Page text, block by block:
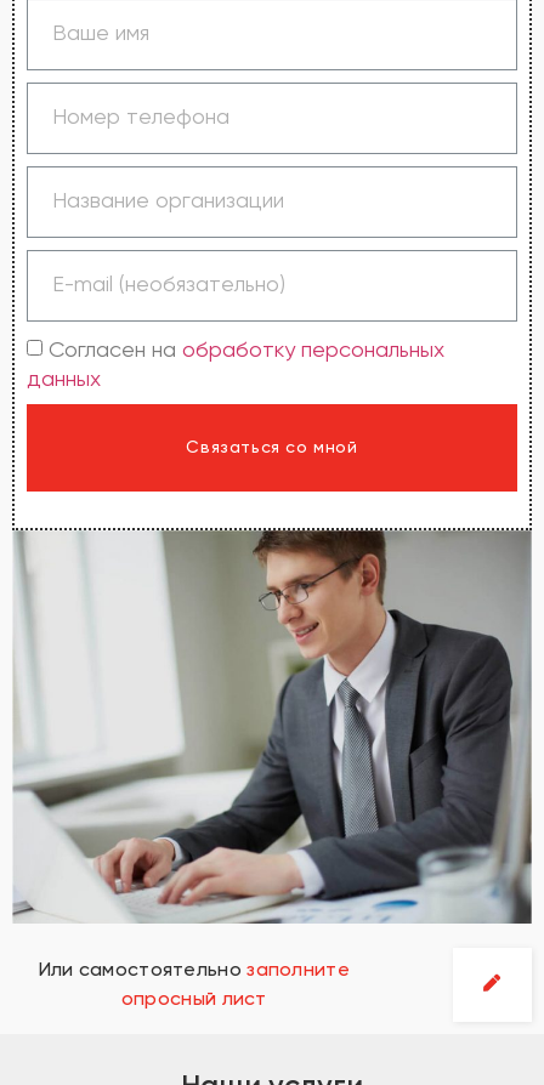
Согласен на обработку персональных
данных
Связаться со мной
Или самостоятельнозаполните
опросный лист